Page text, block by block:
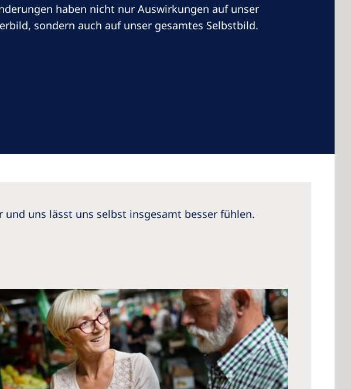
haben nicht nur Auswirkungen auf unser
sondern auch auf unser gesamtes Selbstbild.
uns lässt uns selbst insgesamt besser fühlen.